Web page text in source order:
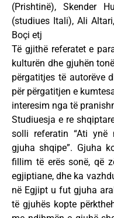
(Prishtinë), Skender
(studiues Itali), Ali
Boçi etj
Të gjithë referatet e
kulturën dhe gjuhën
përgatitjes të autorëve
për përgatitjen e
interesim nga të
Studiuesja e re
solli referatin “Ati ynë
gjuha shqipe”. Gjuha
fillim të erës sonë, që
egjiptiane, dhe ka
në Egjipt u fut gjuha
të gjuhës kopte